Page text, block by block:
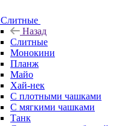
Слитные
Назад
Слитные
Монокини
Планж
Майо
Хай-нек
С плотными чашками
С мягкими чашками
Танк